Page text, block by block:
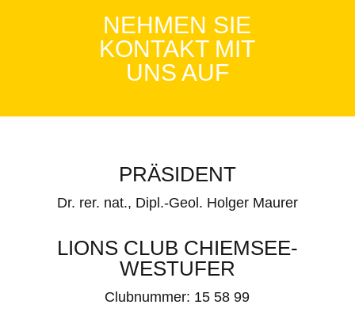
NEHMEN SIE
KONTAKT MIT
UNS AUF
PRÄSIDENT
Dr. rer. nat., Dipl.-Geol. Holger Maurer
LIONS CLUB CHIEMSEE-
WESTUFER
Clubnummer: 15 58 99